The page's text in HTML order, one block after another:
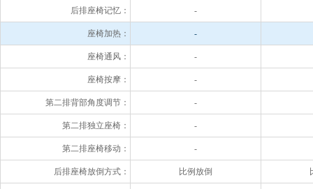
后排座椅记忆： -
座椅加热： -
座椅通风： -
座椅按摩： -
第二排背部角度调节： -
第二排独立座椅： -
第二排座椅移动： -
后排座椅放倒方式： 比例放倒